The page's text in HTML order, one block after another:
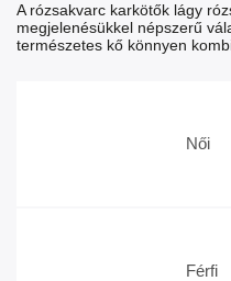
A rózsakvarc karkötők lágy
megjelenésükkel népszerű
természetes kő könnyen
Női
Férfi